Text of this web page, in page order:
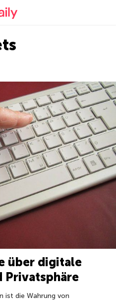
Blog von Kaspersky
über digitale
Privatsphäre
ist die Wahrung von